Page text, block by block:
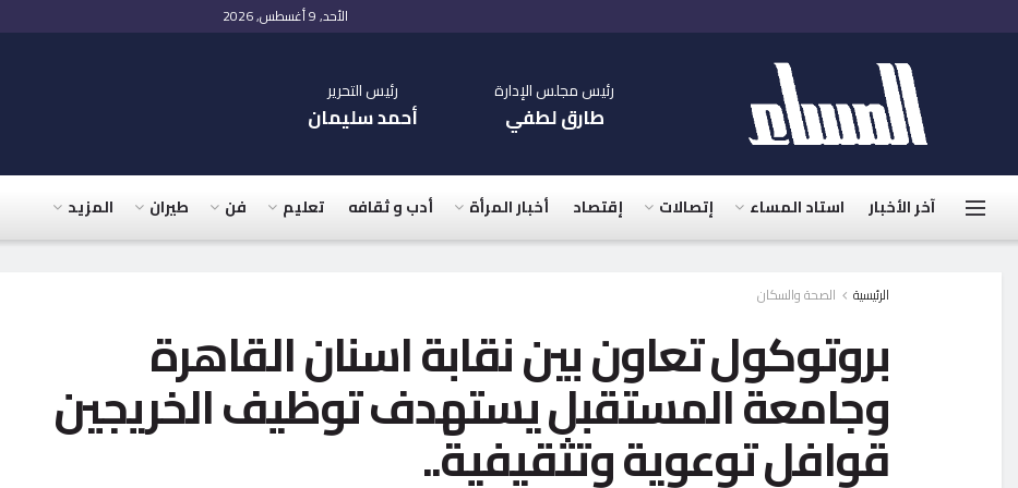
الأحد, 9 أغسطس, 2026
رئيس مجلس الإدارة
طارق لطفي
رئيس التحرير
أحمد سليمان
آخر الأخبار استاد المساء إتصالات إقتصاد أخبار المرأة أدب و ثقافه تعليم فن طيران المزيد
الرئيسية الصحة والسكان
بروتوكول تعاون بين نقابة اسنان القاهرة
وجامعة المستقبل يستهدف توظيف الخريجين
قوافل توعوية وتثقيفية..